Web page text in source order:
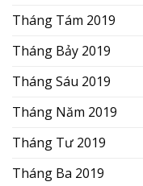
Tháng Tám 2019
Tháng Bảy 2019
Tháng Sáu 2019
Tháng Năm 2019
Tháng Tư 2019
Tháng Ba 2019